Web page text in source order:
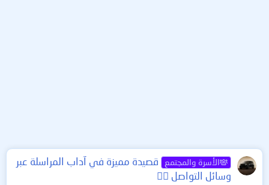
الأسرة والمجتمع
قصيدة مميزة في آداب المراسلة عبر
وسائل التواصل 👍🏻